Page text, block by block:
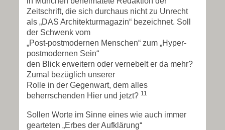
Zeitschrift, die sich durchaus nicht zu Unrecht
als „DAS Architekturmagazin“ bezeichnet. Soll
der Schwenk vom
„Post-postmodernen Menschen“ zum „Hyper-
postmodernen Sein“
den Blick erweitern oder vernebelt er da mehr?
Zumal bezüglich unserer
Rolle in der Gegenwart, dem alles
beherrschenden Hier und jetzt? 11
Sollen Worte im Sinne eines wie auch immer
gearteten „Erbes der Aufklärung“